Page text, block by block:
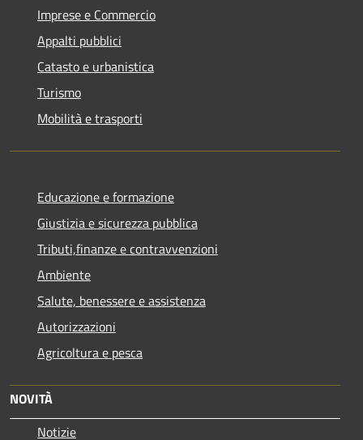
Imprese e Commercio
Appalti pubblici
Catasto e urbanistica
Turismo
Mobilità e trasporti
Educazione e formazione
Giustizia e sicurezza pubblica
Tributi,finanze e contravvenzioni
Ambiente
Salute, benessere e assistenza
Autorizzazioni
Agricoltura e pesca
NOVITÀ
Notizie